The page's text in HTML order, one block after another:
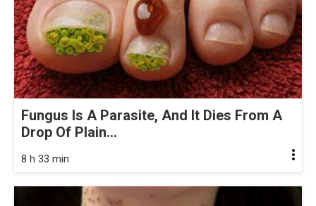
Fungus Is A Parasite, And It Dies From A
Drop Of Plain...
8 h 33 min